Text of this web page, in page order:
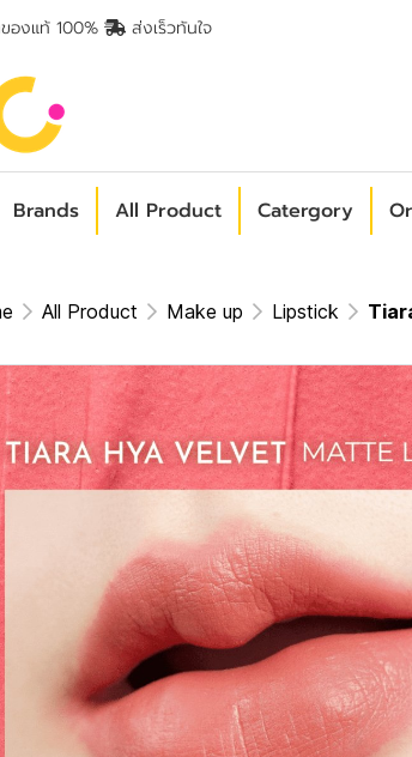
องแท้ 100% ส่งเร็วทันใจ
Brands All Product Catergory
All Product Make up Lipstick